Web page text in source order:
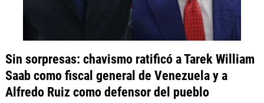
Sin sorpresas: chavismo ratificó a Tarek William
Saab como fiscal general de Venezuela y a
Alfredo Ruiz como defensor del pueblo